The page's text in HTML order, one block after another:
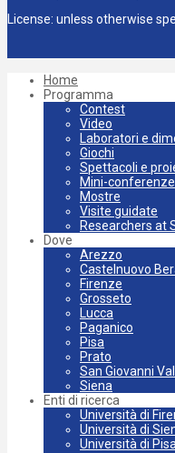
License: unless otherwise
Home
Programma
Contest
Video
Laboratori e
Giochi
Spettacoli e
Mini-
Mostre
Visite guidate
Researchers at
Dove
Arezzo
Castelnuovo
Firenze
Grosseto
Lucca
Paganico
Pisa
Prato
San Giovanni
Siena
Enti di ricerca
Università di
Università di
Università di Pisa